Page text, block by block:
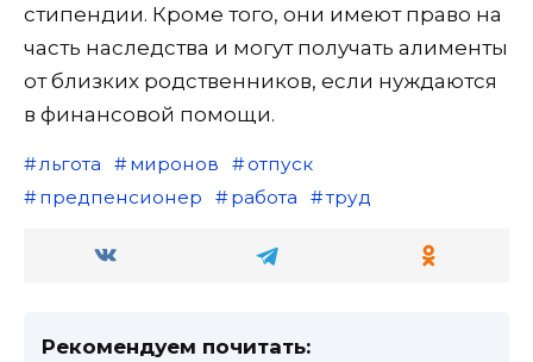
стипендии. Кроме того, они имеют право на
часть наследства и могут получать алименты
от близких родственников, если нуждаются
в финансовой помощи.
льгота миронов
отпуск
предпенсионер
работа труд
Рекомендуем почитать: